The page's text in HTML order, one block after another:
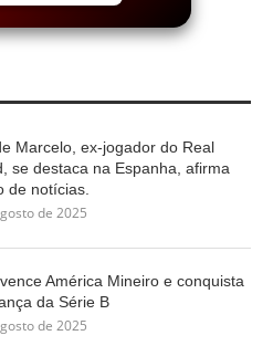
Marcelo, ex-jogador do Real
se destaca na Espanha, afirma
de notícias.
de 2025
América Mineiro e conquista
da Série B
de 2025